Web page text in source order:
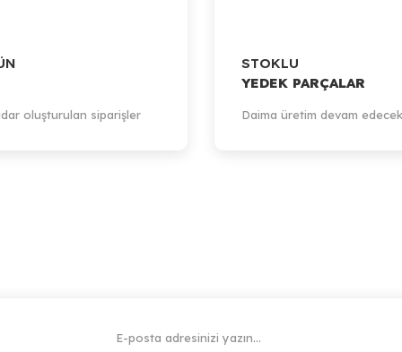
Artillery Sidewinder-X1 / Z-Axis Board Adapter Plate
oluşturulan siparişler
STOKLU
YEDEK PARÇALAR
Daima üretim devam